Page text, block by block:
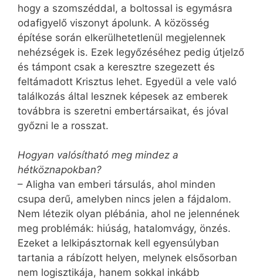
hogy a szomszéddal, a boltossal is egymásra
odafigyelő viszonyt ápolunk. A közösség
építése során elkerülhetetlenül megjelennek
nehézségek is. Ezek legyőzéséhez pedig útjelző
és támpont csak a keresztre szegezett és
feltámadott Krisztus lehet. Egyedül a vele való
találkozás által lesznek képesek az emberek
továbbra is szeretni embertársaikat, és jóval
győzni le a rosszat.
Hogyan valósítható meg mindez a
hétköznapokban?
– Aligha van emberi társulás, ahol minden
csupa derű, amelyben nincs jelen a fájdalom.
Nem létezik olyan plébánia, ahol ne jelennének
meg problémák: hiúság, hatalomvágy, önzés.
Ezeket a lelkipásztornak kell egyensúlyban
tartania a rábízott helyen, melynek elsősorban
nem logisztikája, hanem sokkal inkább